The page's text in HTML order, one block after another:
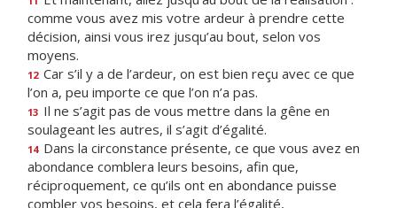
comme vous avez mis votre ardeur à prendre cette
décision, ainsi vous irez jusqu’au bout, selon vos
moyens.
12 Car s’il y a de l’ardeur, on est bien reçu avec ce que
l’on a, peu importe ce que l’on n’a pas.
13 Il ne s’agit pas de vous mettre dans la gêne en
soulageant les autres, il s’agit d’égalité.
14 Dans la circonstance présente, ce que vous avez en
abondance comblera leurs besoins, afin que,
réciproquement, ce qu’ils ont en abondance puisse
combler vos besoins, et cela fera l’égalité,